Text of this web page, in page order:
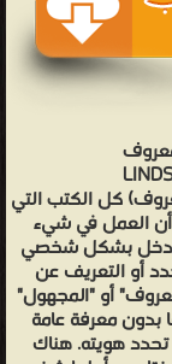
كل الكتب التي
أن العمل في شيء
بشكل شخصي
أو التعريف عن
أو "المجهول"
معرفة عامة
هويته. هناك